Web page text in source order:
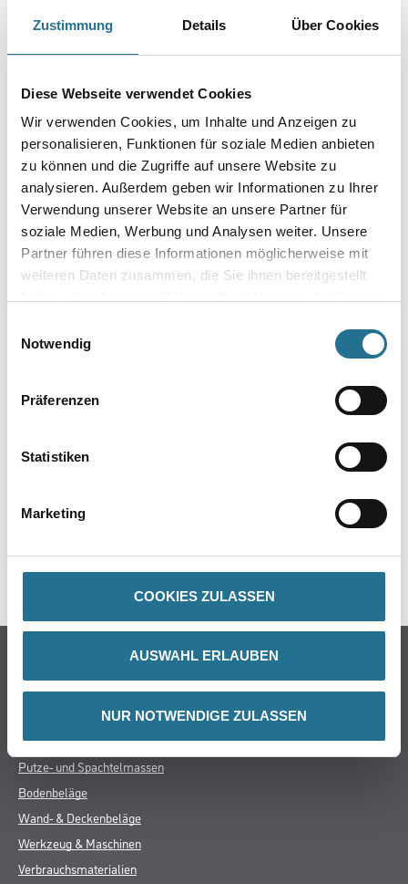
Zustimmung Details Über Cookies
Diese Webseite verwendet Cookies
Wir verwenden Cookies, um Inhalte und Anzeigen zu
personalisieren, Funktionen für soziale Medien anbieten
zu können und die Zugriffe auf unsere Website zu
analysieren. Außerdem geben wir Informationen zu Ihrer
Verwendung unserer Website an unsere Partner für
soziale Medien, Werbung und Analysen weiter. Unsere
Partner führen diese Informationen möglicherweise mit
weiteren Daten zusammen, die Sie ihnen bereitgestellt
Notwendig
Präferenzen
Statistiken
Marketing
COOKIES ZULASSEN
AUSWAHL ERLAUBEN
NUR NOTWENDIGE ZULASSEN
6x60 S (1 PCK = 100 STK)
1061-000146
Bitte einloggen, um Preise zu
sehen
6x35 F (1 PCK = 100 STK)
1061-000149
Bitte einloggen, um Preise zu
sehen
PRODUKTEIGENSCHAFTEN
- Flanschbreite: 50 mm
DATENBLÄTTER
Farbe
Trockenbau
Putze- und Spachtelmassen
Bodenbeläge
Wand- & Deckenbeläge
Werkzeug & Maschinen
Verbrauchsmaterialien